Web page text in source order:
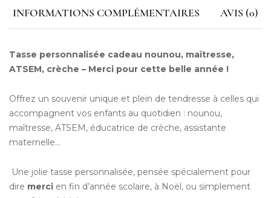
INFORMATIONS COMPLÉMENTAIRES
AVIS (0)
Tasse personnalisée cadeau nounou, maîtresse,
ATSEM, crèche – Merci pour cette belle année !
Offrez un souvenir unique et plein de tendresse à celles qui
accompagnent vos enfants au quotidien : nounou,
maîtresse, ATSEM, éducatrice de crèche, assistante
maternelle…
Une jolie tasse personnalisée, pensée spécialement pour
dire merci en fin d’année scolaire, à Noël, ou simplement